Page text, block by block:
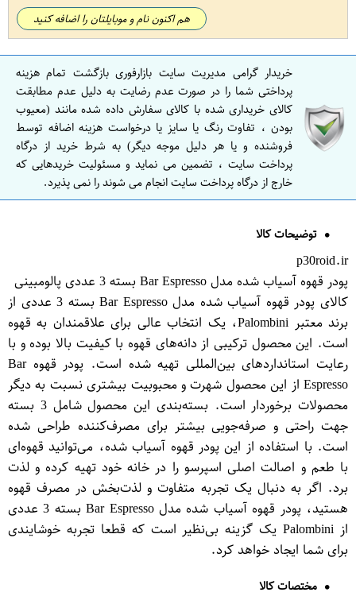
هم اکنون نام و موبایلتان را اضافه کنید
خریدار گرامی مدیریت سایت بازارفوری بازگشت تمام هزینه
پرداختی شما را در صورت عدم رضایت به دلیل عدم مطابقت
کالای خریداری شده با کالای سفارش داده شده مانند (معیوب
بودن ، تفاوت رنگ یا سایز یا درخواست هزینه اضافه توسط
فروشنده و یا هر دلیل موجه دیگر) به شرط خرید از درگاه
پرداخت سایت ، تضمین می نماید و مسئولیت خریدهایی که
خارج از درگاه پرداخت سایت انجام می شوند را نمی پذیرد.
توضیحات کالا
p30roid.ir
پودر قهوه آسیاب شده مدل Bar Espresso بسته 3 عددی پالومبینی
کالای پودر قهوه آسیاب شده مدل Bar Espresso بسته 3 عددی از
برند معتبر Palombini، یک انتخاب عالی برای علاقمندان به قهوه
است. این محصول ترکیبی از دانه‌های قهوه با کیفیت بالا بوده و با
رعایت استانداردهای بین‌المللی تهیه شده است. پودر قهوه Bar
Espresso از این محصول شهرت و محبوبیت بیشتری نسبت به دیگر
محصولات برخوردار است. بسته‌بندی این محصول شامل 3 بسته
جهت راحتی و صرفه‌جویی بیشتر برای مصرف‌کننده طراحی شده
است. با استفاده از این پودر قهوه آسیاب شده، می‌توانید قهوه‌ای
با طعم و اصالت اصلی اسپرسو را در خانه خود تهیه کرده و لذت
برد. اگر به دنبال یک تجربه متفاوت و لذت‌بخش در مصرف قهوه
هستید، پودر قهوه آسیاب شده مدل Bar Espresso بسته 3 عددی
از Palombini یک گزینه بی‌نظیر است که قطعا تجربه خوشایندی
برای شما ایجاد خواهد کرد.
مختصات کالا